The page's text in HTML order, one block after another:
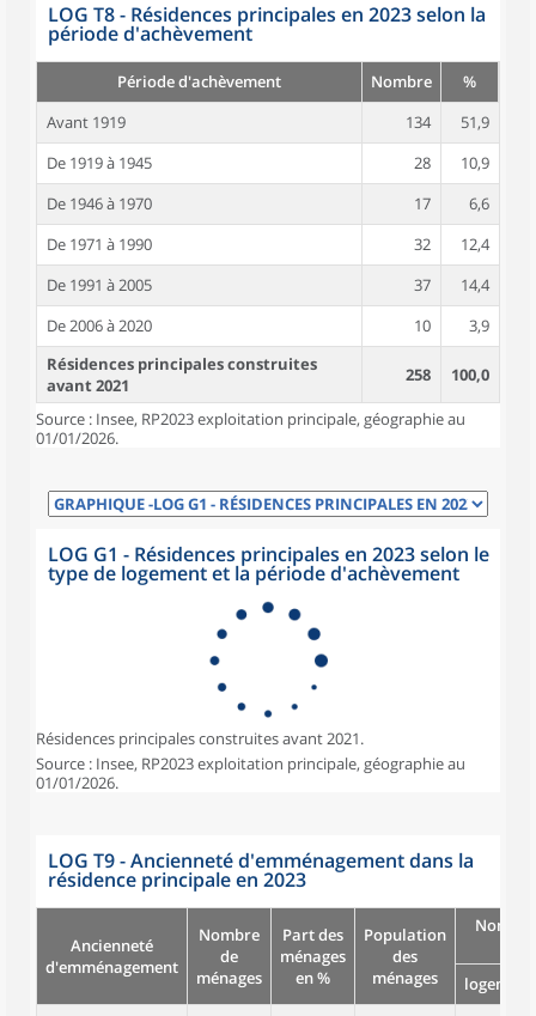
LOG T8 - Résidences principales en 2023 selon la
période d'achèvement
Période d'achèvement Nombre
%
Avant 1919
134
51,9
De 1919 à 1945
28
10,9
De 1946 à 1970
17
6,6
De 1971 à 1990
32
12,4
De 1991 à 2005
37
14,4
De 2006 à 2020
10
3,9
Résidences principales construites
avant 2021
258 100,0
Source : Insee, RP2023 exploitation principale, géographie au
01/01/2026.
LOG G1 - Résidences principales en 2023 selon le
type de logement et la période d'achèvement
Résidences principales construites avant 2021.
Source : Insee, RP2023 exploitation principale, géographie au
01/01/2026.
LOG T9 - Ancienneté d'emménagement dans la
résidence principale en 2023
Ancienneté
d'emménagement
Nombre
de
ménages
Part des
ménages
en %
Population
des
ménages
logement